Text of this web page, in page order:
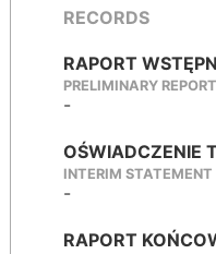
RECORDS
RAPORT
PRELIMINARY REPORT
-
OŚWIADCZENIE
INTERIM STATEMENT
-
RAPORT